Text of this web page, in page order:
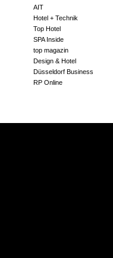
AIT
Hotel + Technik
Top Hotel
SPA Inside
top magazin
Design & Hotel
Düsseldorf Business
RP Online